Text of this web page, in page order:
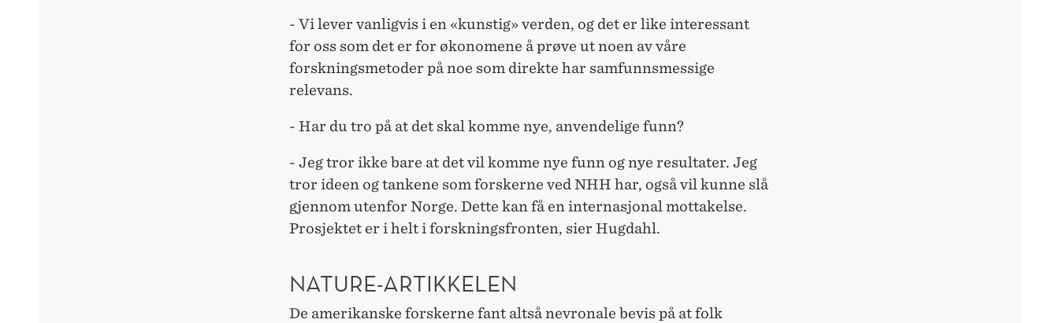
- Vi lever vanligvis i en «kunstig» verden, og det er like interessant
for oss som det er for økonomene å prøve ut noen av våre
forskningsmetoder på noe som direkte har samfunnsmessige
relevans.
- Har du tro på at det skal komme nye, anvendelige funn?
- Jeg tror ikke bare at det vil komme nye funn og nye resultater. Jeg
tror ideen og tankene som forskerne ved NHH har, også vil kunne slå
gjennom utenfor Norge. Dette kan få en internasjonal mottakelse.
Prosjektet er i helt i forskningsfronten, sier Hugdahl.
NATURE-ARTIKKELEN
De amerikanske forskerne fant altså nevronale bevis på at folk